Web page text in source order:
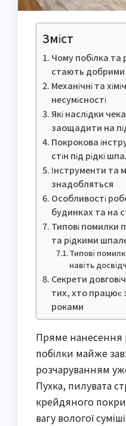
Зміст
Чому побілка та
стають добрими
Механічні та
несумісності
Які наслідки
заощадити на
Покрокова
стін під рідкі
Інструменти та
знадобляться
Особливості
будинках та на
Типові помилки
та рідкими
Типові
навіть
Секрети
тих, хто працює
роками
Пряме нанесення
побілки майже
розчаруванням
Пухка, пилувата
крейдяного
вагу вологої